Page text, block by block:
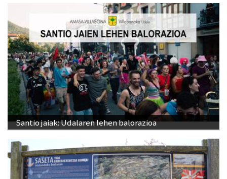
Santio jaiak: Udalaren lehen balorazioa